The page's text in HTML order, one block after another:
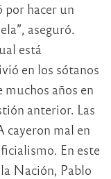
hacer un
aseguró.
está
en los sótanos
años en
anterior. Las
cayeron mal en
En este
Nación, Pablo